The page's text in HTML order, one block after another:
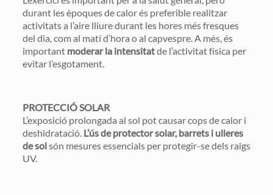
durant les èpoques de calor és preferible realitzar
activitats a l’aire lliure durant les hores més fresques
del dia, com al matí d’hora o al capvespre. A més, és
important moderar la intensitatde l’activitat física per
evitar l’esgotament.
PROTECCIÓ SOLAR
L’exposició prolongada al sol pot causar cops de calor i
deshidratació. L’ús de protector solar, barrets i ulleres
de solsón mesures essencials per protegir-se dels raigs
UV.